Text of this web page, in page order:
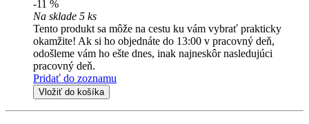
-11 %
Na sklade 5 ks
Tento produkt sa môže na cestu ku vám vybrať prakticky
okamžite! Ak si ho objednáte do 13:00 v pracovný deň,
odošleme vám ho ešte dnes, inak najneskôr nasledujúci
pracovný deň.
Pridať do zoznamu
Vložiť do košíka